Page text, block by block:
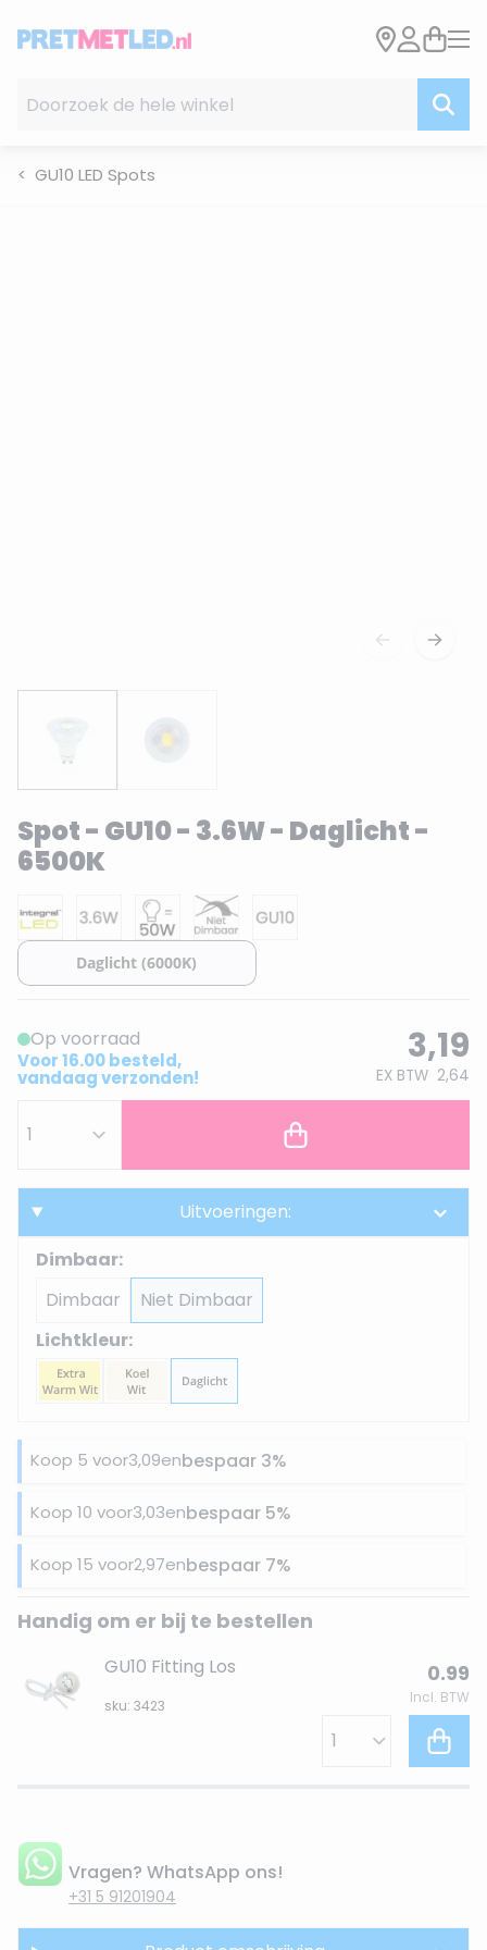
GU10 LED Spots
Spot - GU10 - 3.6W - Daglicht -
6500K
Op voorraad
Voor 16.00 besteld,
vandaag verzonden!
3,19
EX BTW 2,64
Uitvoeringen:
Dimbaar:
Dimbaar
Niet Dimbaar
Lichtkleur:
Koop 5 voor3,09enbespaar 3%
Koop 10 voor3,03enbespaar 5%
Koop 15 voor2,97enbespaar 7%
Handig om er bij te bestellen
GU10 Fitting Los
sku: 3423
0.99
Incl. BTW
Vragen? WhatsApp ons!
+31 5 91201904